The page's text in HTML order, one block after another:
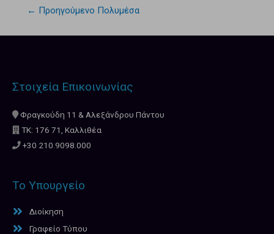
← Προηγούμενο Πολυμέσα
Στοιχεία Επικοινωνίας
Φραγκούδη 11 & Αλεξάνδρου Πάντου
ΤΚ: 176 71, Καλλιθέα
+30 210.9098.000
Το Υπουργείο
Διοίκηση
Γραφείο Τύπου